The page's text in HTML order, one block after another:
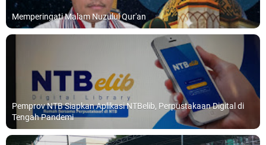
Memperingati Malam Nuzulul Qur'an
Pemprov NTB Siapkan Aplikasi NTBelib, Perpustakaan Digital di
Tengah Pandemi